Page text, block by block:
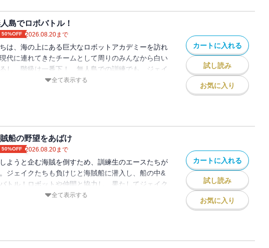
島でロボバトル！
50%OFF 2026.08.20まで
は、海の上にある巨大なロボットアカデミーを訪れ
代に連れてきたチームとして周りのみんなから白い
し、階級は一番下！ 無人島での訓練でも、ジェイ
ねらわれる！ 全て表示する
カートに入れる
試し読み
お気に入り
船の野望をあばけ
50%OFF 2026.08.20まで
ようと企む海賊を倒すため、訓練生のエースたちが
ジェイクたちも負けじと海賊船に潜入し、船の中&
トル！ロボットや仲間と協力し、果たしてジェイク
を救うことができるのか!?
全て表示する
カートに入れる
試し読み
お気に入り